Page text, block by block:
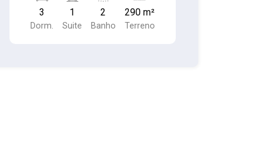
Quintal coberto nos fundos Quintal
descoberto na frente
3
Dorm.
1
Suite
2
Banho
290 m²
Terreno